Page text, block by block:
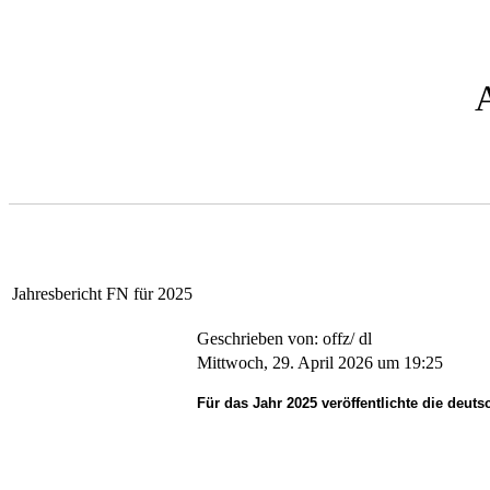
Jahresbericht FN für 2025
Geschrieben von: offz/ dl
Mittwoch, 29. April 2026 um 19:25
Für das Jahr 2025 veröffentlichte die